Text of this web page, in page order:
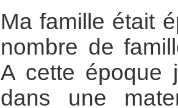
Ma famille était
nombre de
A cette époque
dans une